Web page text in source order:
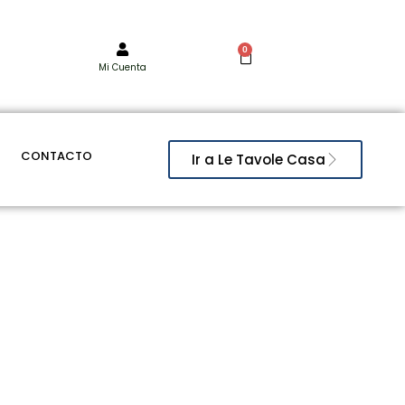
Mi Cuenta
0
CONTACTO Ir a Le Tavole Casa